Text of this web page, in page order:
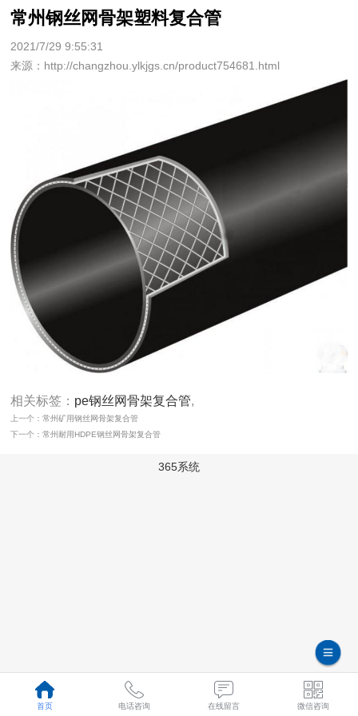
常州钢丝网骨架塑料复合管
2021/7/29 9:55:31
来源：http://changzhou.ylkjgs.cn/product754681.html
相关标签： pe钢丝网骨架复合管,
上一个：常州矿用钢丝网骨架复合管
下一个：常州耐用HDPE钢丝网骨架复合管
365系统
首页 电话咨询 在线留言 微信咨询